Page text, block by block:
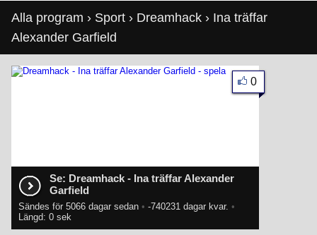
Alla program › Sport › Dreamhack › Ina träffar
Alexander Garfield
Se: Dreamhack - Ina träffar Alexander
Garfield
Sändes för 5066 dagar sedan • -740231 dagar kvar. •
Längd: 0 sek
0